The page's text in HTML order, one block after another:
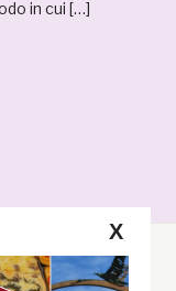
in cui […]
la GRB
X